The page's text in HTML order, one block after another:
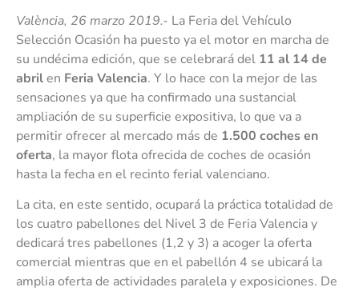
València, 26 marzo 2019.- La Feria del Vehículo
Selección Ocasión ha puesto ya el motor en marcha de
su undécima edición, que se celebrará del 11 al 14 de
abrilen Feria Valencia. Y lo hace con la mejor de las
sensaciones ya que ha confirmado una sustancial
ampliación de su superficie expositiva, lo que va a
permitir ofrecer al mercado más de 1.500 coches en
oferta, la mayor flota ofrecida de coches de ocasión
hasta la fecha en el recinto ferial valenciano.
La cita, en este sentido, ocupará la práctica totalidad de
los cuatro pabellones del Nivel 3 de Feria Valencia y
dedicará tres pabellones (1,2 y 3) a acoger la oferta
comercial mientras que en el pabellón 4 se ubicará la
amplia oferta de actividades paralela y exposiciones. De